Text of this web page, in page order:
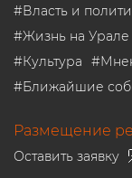
#Власть и
#Жизнь на Урале
#Культура #
#Ближайшие
Размещение
Оставить заявку